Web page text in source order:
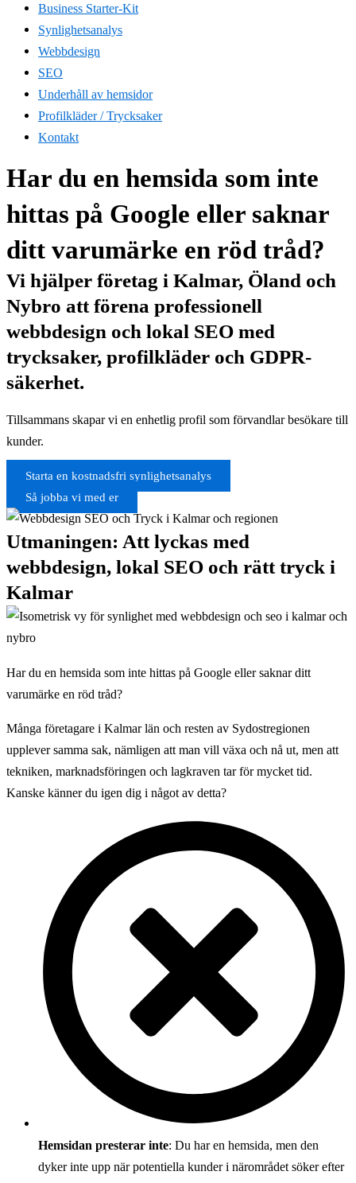
Business Starter-Kit
Synlighetsanalys
Webbdesign
SEO
Underhåll av hemsidor
Profilkläder / Trycksaker
Kontakt
Har du en hemsida som inte
hittas på Google eller saknar
ditt varumärke en röd tråd?
Vi hjälper företag i Kalmar, Öland och
Nybro att förena professionell
webbdesign och lokal SEO med
trycksaker, profilkläder och GDPR-
säkerhet.
Tillsammans skapar vi en enhetlig profil som förvandlar besökare till
kunder.
Starta en kostnadsfri synlighetsanalys
Så jobba vi med er
Utmaningen: Att lyckas med
webbdesign, lokal SEO och rätt tryck i
Kalmar
Har du en hemsida som inte hittas på Google eller saknar ditt
varumärke en röd tråd?
Många företagare i Kalmar län och resten av Sydostregionen
upplever samma sak, nämligen att man vill växa och nå ut, men att
tekniken, marknadsföringen och lagkraven tar för mycket tid.
Kanske känner du igen dig i något av detta?
Hemsidan presterar inte: Du har en hemsida, men den
dyker inte upp när potentiella kunder i närområdet söker efter